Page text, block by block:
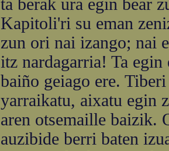
ta berak ura egin bear
Kapitoli'ri su eman
zun ori nai izango; nai
itz nardagarria! Ta egin
baiño geiago ere.
yarraikatu, aixatu egin
aren otsemaille baizik.
auzibide berri baten